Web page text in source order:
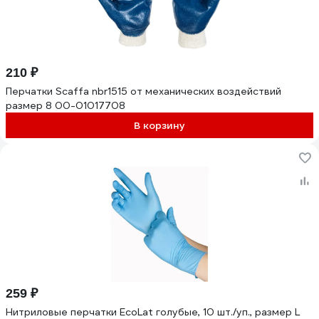
210 ₽
Перчатки Scaffa nbr1515 от механических воздействий
размер 8 00-01017708
В корзину
259 ₽
Нитриловые перчатки EcoLat голубые, 10 шт./уп., размер L